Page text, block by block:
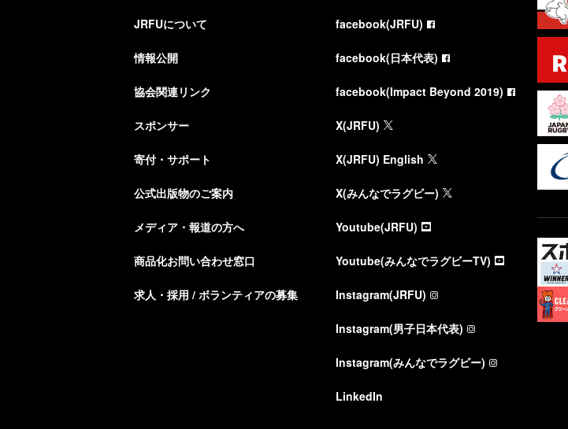
JRFUについて
情報公開
協会関連リンク
スポンサー
寄付・サポート
公式出版物のご案内
メディア・報道の方へ
商品化お問い合わせ窓口
求人・採用 / ボランティアの募集
facebook(JRFU)
facebook(日本代表)
facebook(Impact Beyond 2019)
X(JRFU)
X(JRFU) English
X(みんなでラグビー)
Youtube(JRFU)
Youtube(みんなでラグビーTV)
Instagram(JRFU)
Instagram(男子日本代表)
Instagram(みんなでラグビー)
LinkedIn